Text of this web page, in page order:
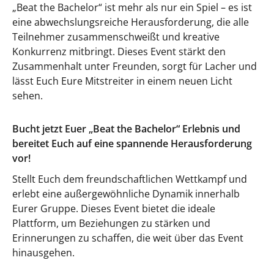
„Beat the Bachelor“ ist mehr als nur ein Spiel – es ist
eine abwechslungsreiche Herausforderung, die alle
Teilnehmer zusammenschweißt und kreative
Konkurrenz mitbringt. Dieses Event stärkt den
Zusammenhalt unter Freunden, sorgt für Lacher und
lässt Euch Eure Mitstreiter in einem neuen Licht
sehen.
Bucht jetzt Euer „Beat the Bachelor“ Erlebnis und
bereitet Euch auf eine spannende Herausforderung
vor!
Stellt Euch dem freundschaftlichen Wettkampf und
erlebt eine außergewöhnliche Dynamik innerhalb
Eurer Gruppe. Dieses Event bietet die ideale
Plattform, um Beziehungen zu stärken und
Erinnerungen zu schaffen, die weit über das Event
hinausgehen.